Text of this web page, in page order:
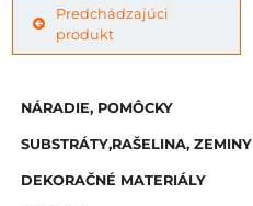
Predchádzajúci
produkt
NÁRADIE, POMÔCKY
SUBSTRÁTY,RAŠELINA, ZEMINY
DEKORAČNÉ MATERIÁLY